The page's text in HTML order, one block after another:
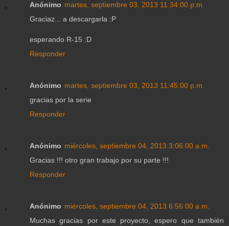
Anónimo martes, septiembre 03, 2013 11:34:00 p.m.
Graciaz... a descargarla :P
esperando R-15 :D
Responder
Anónimo martes, septiembre 03, 2013 11:45:00 p.m.
gracias por la serie
Responder
Anónimo miércoles, septiembre 04, 2013 3:06:00 a.m.
Gracias !!! otro gran trabajo por su parte !!!
Responder
Anónimo miércoles, septiembre 04, 2013 6:56:00 a.m.
Muchas gracias por este proyecto, espero que también